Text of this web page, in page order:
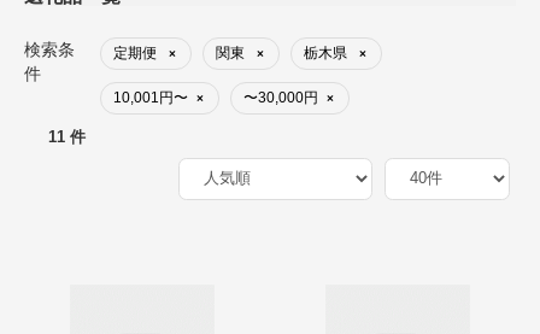
検索条
件
定期便 × 関東 × 栃木県 ×
10,001円〜 × 〜30,000円 ×
11 件